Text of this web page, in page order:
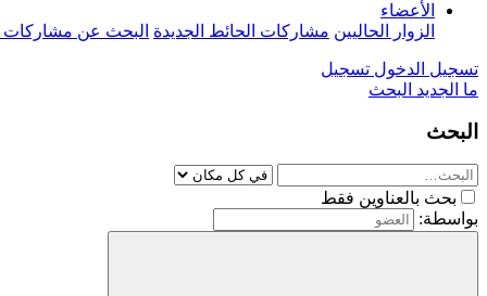
الأعضاء
الزوار الحاليين مشاركات الحائط الجديدة البحث عن
تسجيل الدخول تسجيل
ما الجديد البحث
البحث
بحث بالعناوين فقط
بواسطة: